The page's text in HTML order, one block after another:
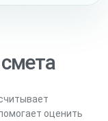
оценить